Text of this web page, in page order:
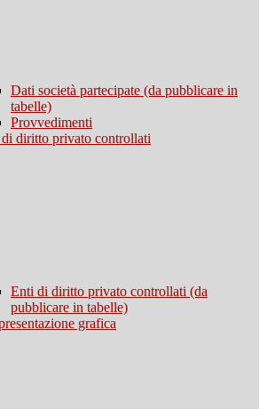
Dati società partecipate (da pubblicare in
tabelle)
Provvedimenti
diritto privato controllati
Enti di diritto privato controllati (da
pubblicare in tabelle)
grafica